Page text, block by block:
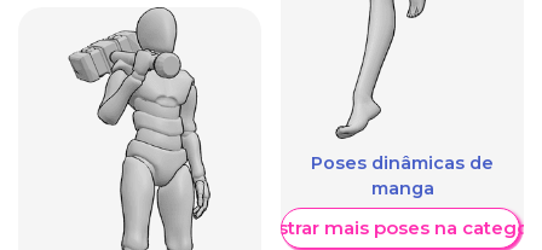
Poses dinâmicas de
manga
Mostrar mais poses na